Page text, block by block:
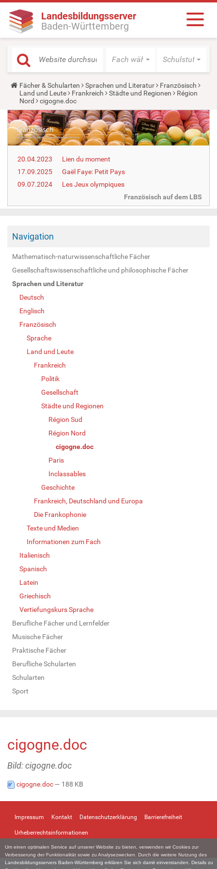
Um einen optimalen Service auf unserer Website zu bieten, verwenden wir Cookies zur
Verbesserung der Funktionalität sowie zu Analysezwecken. Durch die weitere Nutzung des
Landesbildungsservers Baden-Württemberg erklären Sie sich damit einverstanden. Details zu
Landesbildungsserver
Baden-Württemberg
Fach wählen Schulstufe
Y
o
u
a
r
e
h
e
r
:
Fächer & Schularten Sprachen und Literatur
Französisch
Land und Leute
Frankreich Städte und Regionen
Région
Nord
cigogne.doc
20.04.2023
Lien du moment
17.09.2025
Gaël Faye: Petit Pays
09.07.2024
Les Jeux olympiques
Französisch auf dem LBS
Navigation
Mathematisch-naturwissenschaftliche Fächer
Gesellschaftswissenschaftliche und philosophische Fächer
Sprachen und Literatur
Deutsch
Englisch
Französisch
Sprache
Land und Leute
Frankreich
Politik
Gesellschaft
Städte und Regionen
Région Sud
Région Nord
cigogne.doc
Paris
Inclassables
Geschichte
Frankreich, Deutschland und Europa
Die Frankophonie
Texte und Medien
Informationen zum Fach
Italienisch
Spanisch
Latein
Griechisch
Vertiefungskurs Sprache
Berufliche Fächer und Lernfelder
Musische Fächer
Praktische Fächer
Berufliche Schularten
Schularten
Sport
cigogne.doc
Bild: cigogne.doc
cigogne.doc— 188 KB
Impressum Kontakt Datenschutzerklärung Barrierefreiheit
Urheberrechtsinformationen